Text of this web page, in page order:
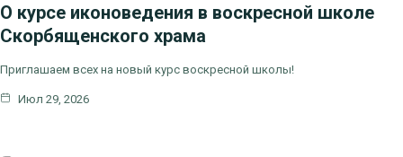
О курсе иконоведения в воскресной школе
Скорбященского храма
Приглашаем всех на новый курс воскресной школы!
Июл 29, 2026